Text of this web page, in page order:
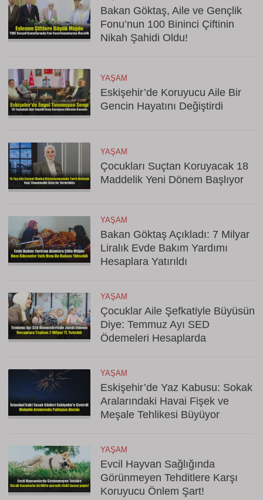
Bakan Göktaş, Aile ve Gençlik
Fonu’nun 100 Bininci Çiftinin
Nikah Şahidi Oldu!
YAŞAM
Eskişehir’de Koruyucu Aile Bir
Gencin Hayatını Değiştirdi
YAŞAM
Çocukları Suçtan Koruyacak 18
Maddelik Yeni Dönem Başlıyor
YAŞAM
Bakan Göktaş Açıkladı: 7 Milyar
Liralık Evde Bakım Yardımı
Hesaplara Yatırıldı
YAŞAM
Çocuklar Aile Şefkatiyle Büyüsün
Diye: Temmuz Ayı SED
Ödemeleri Hesaplarda
YAŞAM
Eskişehir’de Yaz Kabusu: Sokak
Aralarındaki Havai Fişek ve
Meşale Tehlikesi Büyüyor
YAŞAM
Evcil Hayvan Sağlığında
Görünmeyen Tehditlere Karşı
Koruyucu Önlem Şart!